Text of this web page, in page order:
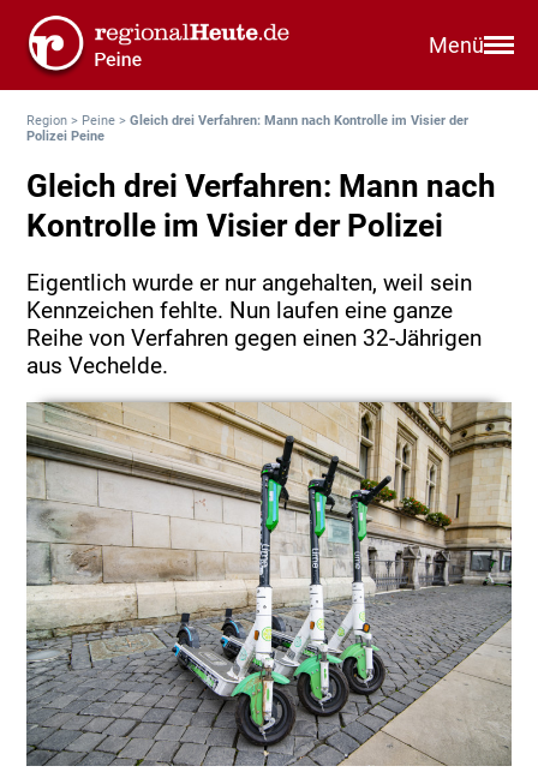
Menü
Region > Peine >Gleich drei Verfahren: Mann nach Kontrolle im Visier der
Polizei Peine
Gleich drei Verfahren: Mann nach
Kontrolle im Visier der Polizei
Eigentlich wurde er nur angehalten, weil sein
Kennzeichen fehlte. Nun laufen eine ganze
Reihe von Verfahren gegen einen 32-Jährigen
aus Vechelde.